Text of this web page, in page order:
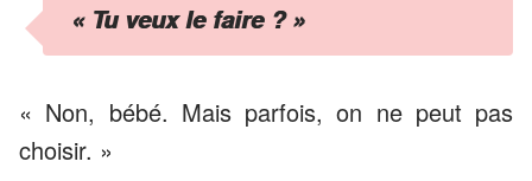
« Tu veux le faire ? »
« Non, bébé. Mais parfois, on ne peut pas
choisir. »